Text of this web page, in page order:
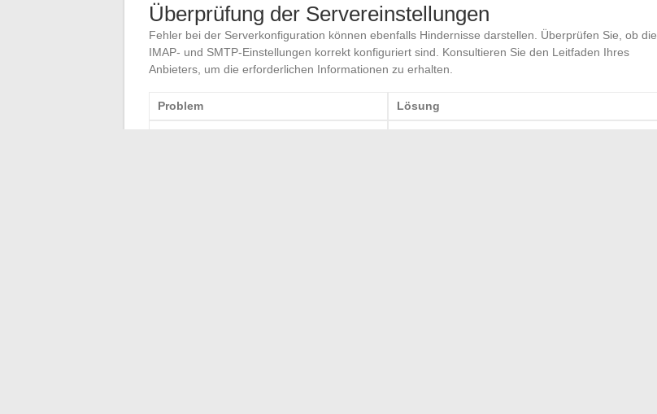
Überprüfung der Servereinstellungen
Fehler bei der Serverkonfiguration können ebenfalls Hindernisse darstellen. Überprüfen Sie, ob die
IMAP- und SMTP-Einstellungen korrekt konfiguriert sind. Konsultieren Sie den Leitfaden Ihres
Anbieters, um die erforderlichen Informationen zu erhalten.
Problem Lösung